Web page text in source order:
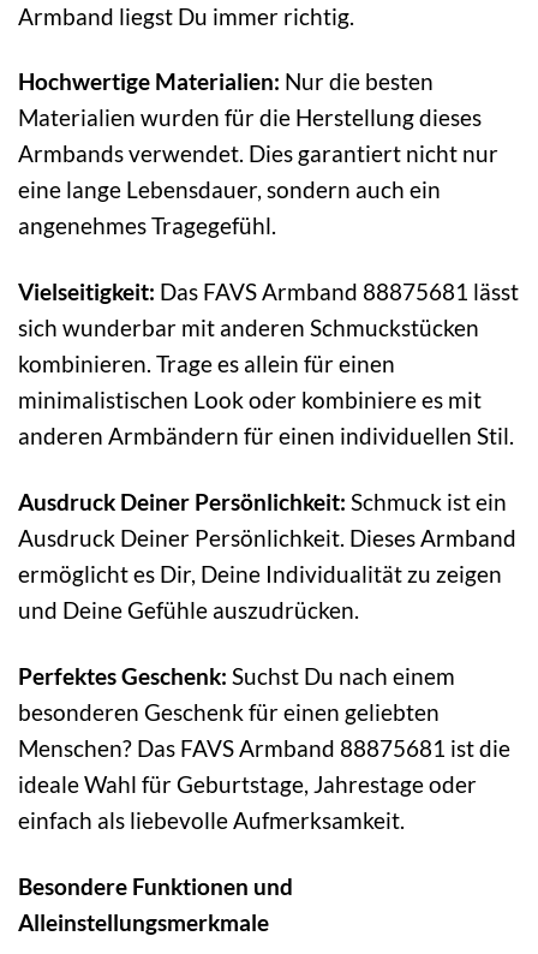
Armband liegst Du immer richtig.
Hochwertige Materialien: Nur die besten
Materialien wurden für die Herstellung dieses
Armbands verwendet. Dies garantiert nicht nur
eine lange Lebensdauer, sondern auch ein
angenehmes Tragegefühl.
Vielseitigkeit: Das FAVS Armband 88875681 lässt
sich wunderbar mit anderen Schmuckstücken
kombinieren. Trage es allein für einen
minimalistischen Look oder kombiniere es mit
anderen Armbändern für einen individuellen Stil.
Ausdruck Deiner Persönlichkeit: Schmuck ist ein
Ausdruck Deiner Persönlichkeit. Dieses Armband
ermöglicht es Dir, Deine Individualität zu zeigen
und Deine Gefühle auszudrücken.
Perfektes Geschenk: Suchst Du nach einem
besonderen Geschenk für einen geliebten
Menschen? Das FAVS Armband 88875681 ist die
ideale Wahl für Geburtstage, Jahrestage oder
einfach als liebevolle Aufmerksamkeit.
Besondere Funktionen und
Alleinstellungsmerkmale